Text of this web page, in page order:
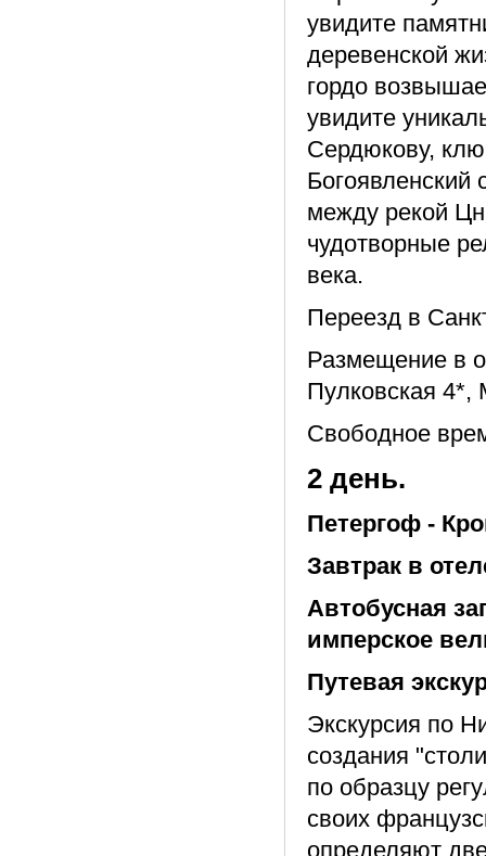
увидите
деревенской
гордо
увидите
Сердюкову,
Богоявленский
между рекой
чудотворные
века.
Переезд в
Размещение в
Пулковская 4*,
Свободное
2 день.
Петергоф -
Завтрак в
Автобусная
имперское
Путевая
Экскурсия по
создания
по образцу
своих
определяют